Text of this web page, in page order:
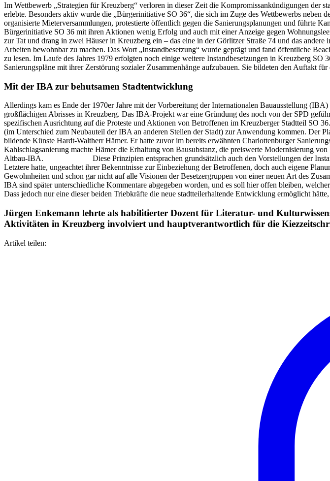
Im Wettbewerb „Strategien für Kreuzberg“ verloren in dieser Zeit die Kompromissankündigungen der
erlebte. Besonders aktiv wurde die „Bürgerinitiative SO 36“, die sich im Zuge des Wettbewerbs
organisierte Mieterversammlungen, protestierte öffentlich gegen die Sanierungsplanungen und
Bürgerinitiative SO 36 mit ihren Aktionen wenig Erfolg und auch mit einer Anzeige gegen
zur Tat und drang in zwei Häuser in Kreuzberg ein – das eine in der Görlitzer Straße 74 und das
Arbeiten bewohnbar zu machen. Das Wort „Instandbesetzung“ wurde geprägt und fand öffentliche
zu lesen. Im Laufe des Jahres 1979 erfolgten noch einige weitere Instandbesetzungen in Kreuzberg
Sanierungspläne mit ihrer Zerstörung sozialer Zusammenhänge aufzubauen. Sie bildeten den
Mit der IBA zur behutsamen Stadtentwicklung
Allerdings kam es Ende der 1970er Jahre mit der Vorbereitung der Internationalen Bauausstellung
großflächigen Abrisses in Kreuzberg. Das IBA-Projekt war eine Gründung des noch von der SPD
spezifischen Ausrichtung auf die Proteste und Aktionen von Betroffenen im Kreuzberger Stadtteil SO
(im Unterschied zum Neubauteil der IBA an anderen Stellen der Stadt) zur Anwendung kommen. Der
bildende Künste Hardt-Waltherr Hämer. Er hatte zuvor im bereits erwähnten Charlottenburger
Kahlschlagsanierung machte Hämer die Erhaltung von Bausubstanz, die preiswerte Modernisierung
Altbau-IBA. Diese Prinzipien entsprachen grundsätzlich auch den Vorstellungen der
Letztere hatte, ungeachtet ihrer Bekenntnisse zur Einbeziehung der Betroffenen, doch auch eigene
Gewohnheiten und schon gar nicht auf alle Visionen der Besetzergruppen von einer neuen Art des
IBA sind später unterschiedliche Kommentare abgegeben worden, und es soll hier offen bleiben,
Dass jedoch nur eine dieser beiden Triebkräfte die neue stadtteilerhaltende Entwicklung ermöglicht
Jürgen Enkemann lehrte als habilitierter Dozent für Literatur- und
Aktivitäten in Kreuzberg involviert und hauptverantwortlich für die
Artikel teilen: